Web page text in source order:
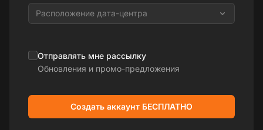
Расположение дата-центра
Отправлять мне рассылку
Обновления и промо-предложения
Создать аккаунт БЕСПЛАТНО